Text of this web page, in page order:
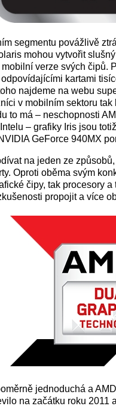
segmentu povážlivě
mohou vytvořit
verze svých čipů.
kartami
najdeme na webu
v mobilním sektoru
to má – neschopnosti
– grafiky Iris jsou
GeForce 940MX
na jeden ze
Oproti oběma svým
čipy, tak procesory
propojit a více
jednoduchá a
na začátku roku 2011